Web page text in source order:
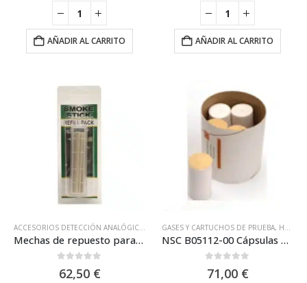
AÑADIR AL CARRITO AÑADIR AL CARRITO
ACCESORIOS DETECCIÓN ANALÓGICA, DETECTOR DE ASPIRACIÓN DE HUMOS,KIT
Mechas de repuesto para B05113-00n / NSC B05113-01
62,50 €
GASES Y CARTUCHOS DE PRUEBA, HERRAMIENTAS
NSC B05112-00 Cápsulas de humo AX-60 para prueba de detectores de aspiración.
71,00 €